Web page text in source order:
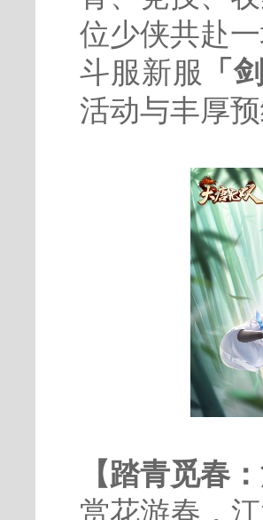
位少侠共赴
斗服新服
「
活动与丰厚
【踏青觅春
赏花游春，